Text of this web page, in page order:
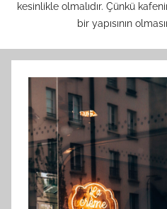
kesinlikle olmalıdır. Çünkü
bir yapısının